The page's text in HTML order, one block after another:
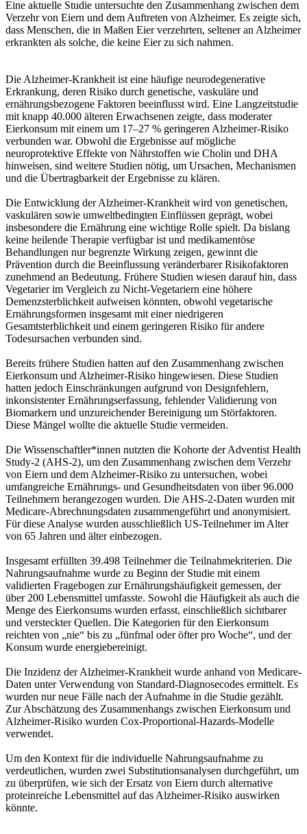
Eine aktuelle Studie untersuchte den Zusammenhang zwischen dem
Verzehr von Eiern und dem Auftreten von Alzheimer. Es zeigte sich,
dass Menschen, die in Maßen Eier verzehrten, seltener an Alzheimer
erkrankten als solche, die keine Eier zu sich nahmen.
Die Alzheimer-Krankheit ist eine häufige neurodegenerative
Erkrankung, deren Risiko durch genetische, vaskuläre und
ernährungsbezogene Faktoren beeinflusst wird. Eine Langzeitstudie
mit knapp 40.000 älteren Erwachsenen zeigte, dass moderater
Eierkonsum mit einem um 17–27 % geringeren Alzheimer-Risiko
verbunden war. Obwohl die Ergebnisse auf mögliche
neuroprotektive Effekte von Nährstoffen wie Cholin und DHA
hinweisen, sind weitere Studien nötig, um Ursachen, Mechanismen
und die Übertragbarkeit der Ergebnisse zu klären.
Die Entwicklung der Alzheimer-Krankheit wird von genetischen,
vaskulären sowie umweltbedingten Einflüssen geprägt, wobei
insbesondere die Ernährung eine wichtige Rolle spielt. Da bislang
keine heilende Therapie verfügbar ist und medikamentöse
Behandlungen nur begrenzte Wirkung zeigen, gewinnt die
Prävention durch die Beeinflussung veränderbarer Risikofaktoren
zunehmend an Bedeutung. Frühere Studien wiesen darauf hin, dass
Vegetarier im Vergleich zu Nicht-Vegetariern eine höhere
Demenzsterblichkeit aufweisen könnten, obwohl vegetarische
Ernährungsformen insgesamt mit einer niedrigeren
Gesamtsterblichkeit und einem geringeren Risiko für andere
Todesursachen verbunden sind.
Bereits frühere Studien hatten auf den Zusammenhang zwischen
Eierkonsum und Alzheimer-Risiko hingewiesen. Diese Studien
hatten jedoch Einschränkungen aufgrund von Designfehlern,
inkonsistenter Ernährungserfassung, fehlender Validierung von
Biomarkern und unzureichender Bereinigung um Störfaktoren.
Diese Mängel wollte die aktuelle Studie vermeiden.
Die Wissenschaftler*innen nutzten die Kohorte der Adventist Health
Study-2 (AHS-2), um den Zusammenhang zwischen dem Verzehr
von Eiern und dem Alzheimer-Risiko zu untersuchen, wobei
umfangreiche Ernährungs- und Gesundheitsdaten von über 96.000
Teilnehmern herangezogen wurden. Die AHS-2-Daten wurden mit
Medicare-Abrechnungsdaten zusammengeführt und anonymisiert.
Für diese Analyse wurden ausschließlich US-Teilnehmer im Alter
von 65 Jahren und älter einbezogen.
Insgesamt erfüllten 39.498 Teilnehmer die Teilnahmekriterien. Die
Nahrungsaufnahme wurde zu Beginn der Studie mit einem
validierten Fragebogen zur Ernährungshäufigkeit gemessen, der
über 200 Lebensmittel umfasste. Sowohl die Häufigkeit als auch die
Menge des Eierkonsums wurden erfasst, einschließlich sichtbarer
und versteckter Quellen. Die Kategorien für den Eierkonsum
reichten von „nie“ bis zu „fünfmal oder öfter pro Woche“, und der
Konsum wurde energiebereinigt.
Die Inzidenz der Alzheimer-Krankheit wurde anhand von Medicare-
Daten unter Verwendung von Standard-Diagnosecodes ermittelt. Es
wurden nur neue Fälle nach der Aufnahme in die Studie gezählt.
Zur Abschätzung des Zusammenhangs zwischen Eierkonsum und
Alzheimer-Risiko wurden Cox-Proportional-Hazards-Modelle
verwendet.
Um den Kontext für die individuelle Nahrungsaufnahme zu
verdeutlichen, wurden zwei Substitutionsanalysen durchgeführt, um
zu überprüfen, wie sich der Ersatz von Eiern durch alternative
proteinreiche Lebensmittel auf das Alzheimer-Risiko auswirken
könnte.